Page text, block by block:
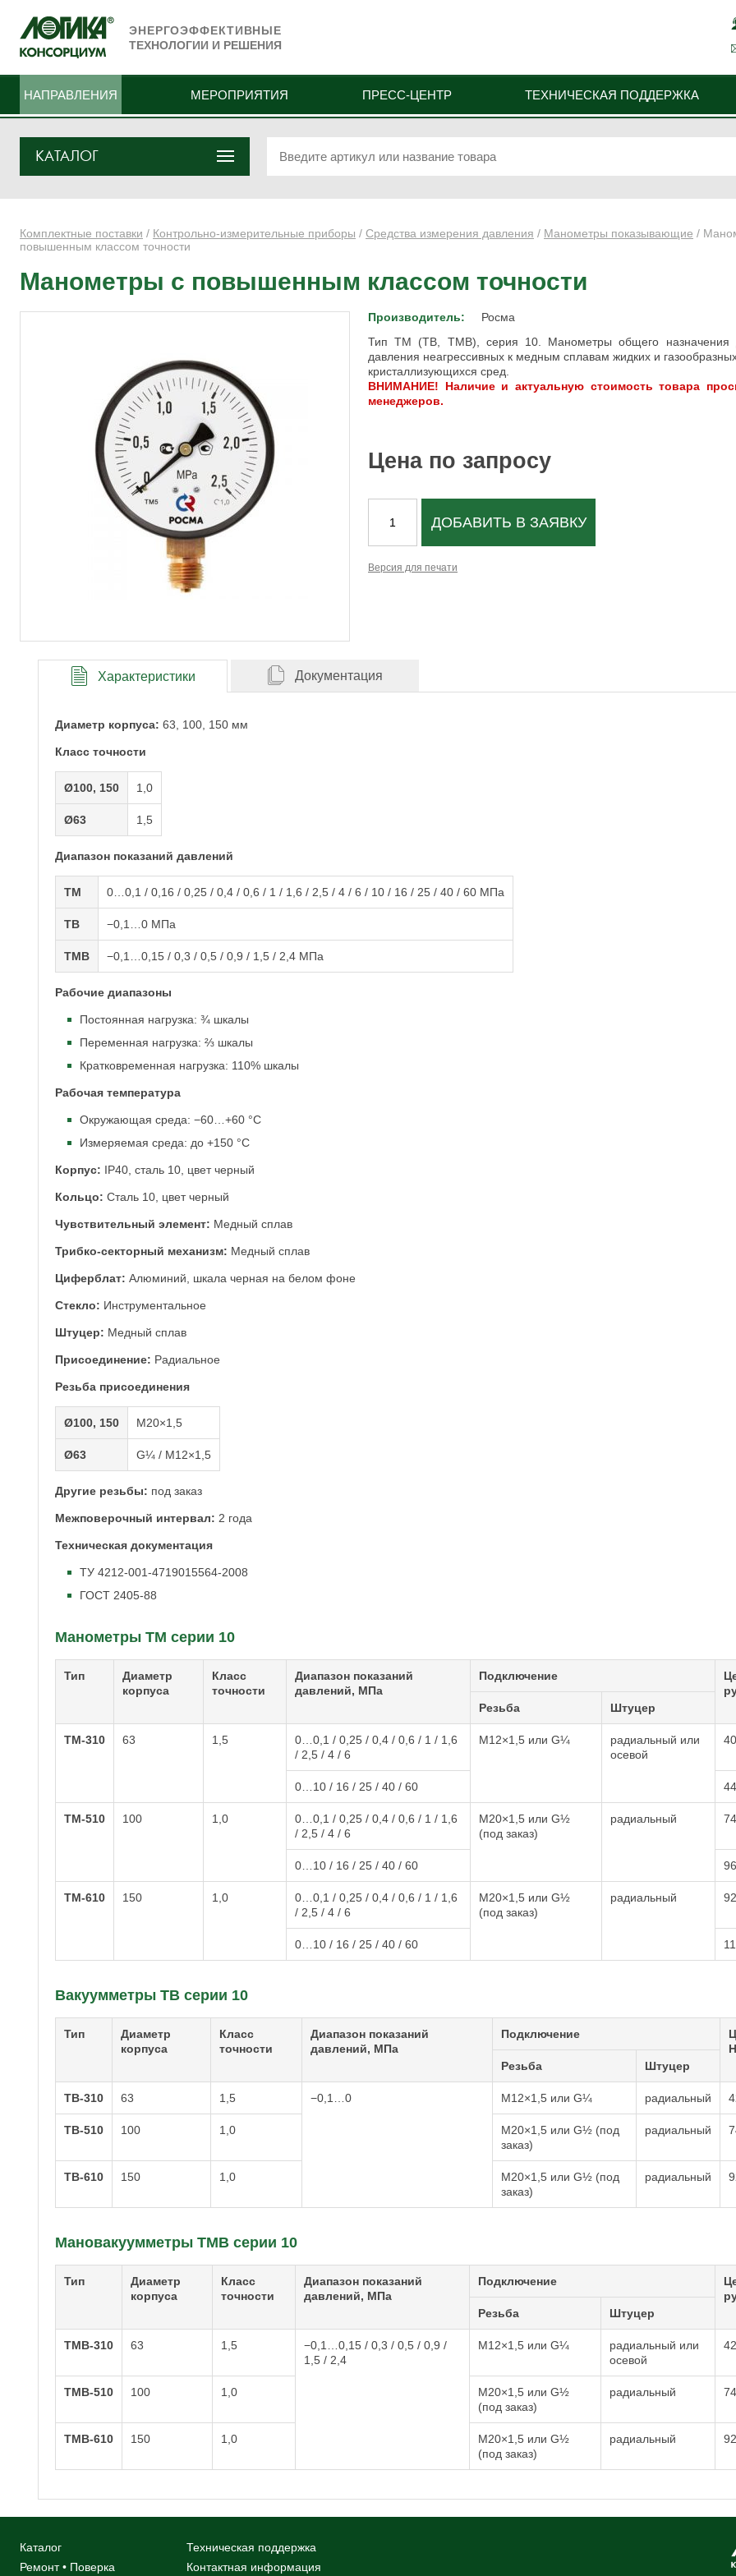
ЭНЕРГОЭФФЕКТИВНЫЕ
ТЕХНОЛОГИИ И РЕШЕНИЯ
НАПРАВЛЕНИЯ МЕРОПРИЯТИЯ ПРЕСС-ЦЕНТР ТЕХНИЧЕСКАЯ ПОДДЕРЖКА
КАТАЛОГ
Комплектные поставки / Контрольно-измерительные приборы / Средства измерения давления / Манометры показывающие /
повышенным классом точности
Манометры с повышенным классом точности
Производитель:
Росма
Тип ТМ (ТВ, ТМВ), серия 10. Манометры общего назначения
давления неагрессивных к медным сплавам жидких и
кристаллизующихся сред.
ВНИМАНИЕ! Наличие и актуальную стоимость товара
менеджеров.
Цена по запросу
ДОБАВИТЬ В ЗАЯВКУ
Версия для печати
Характеристики Документация
Диаметр корпуса: 63, 100, 150 мм
Класс точности
Ø100, 150 1,0
Ø63 1,5
Диапазон показаний давлений
ТМ 0…0,1 / 0,16 / 0,25 / 0,4 / 0,6 / 1 / 1,6 / 2,5 / 4 / 6 / 10 / 16 / 25 / 40 / 60 МПа
ТВ −0,1…0 МПа
ТМВ −0,1…0,15 / 0,3 / 0,5 / 0,9 / 1,5 / 2,4 МПа
Рабочие диапазоны
Постоянная нагрузка: ¾ шкалы
Переменная нагрузка: ⅔ шкалы
Кратковременная нагрузка: 110% шкалы
Рабочая температура
Окружающая среда: −60…+60 °C
Измеряемая среда: до +150 °C
Корпус: IP40, сталь 10, цвет черный
Кольцо: Сталь 10, цвет черный
Чувствительный элемент: Медный сплав
Трибко-секторный механизм: Медный сплав
Циферблат: Алюминий, шкала черная на белом фоне
Стекло: Инструментальное
Штуцер: Медный сплав
Присоединение: Радиальное
Резьба присоединения
Ø100, 150 M20×1,5
Ø63 G¼ / M12×1,5
Другие резьбы: под заказ
Межповерочный интервал: 2 года
Техническая документация
ТУ 4212-001-4719015564-2008
ГОСТ 2405-88
Манометры ТМ серии 10
Тип
Диаметр
корпуса
Класс
точности
Диапазон показаний
давлений, МПа
Подключение
Резьба
Штуцер
ТМ-310 63 1,5
0…0,1 / 0,25 / 0,4 / 0,6 / 1 / 1,6
/ 2,5 / 4 / 6
М12×1,5 или G¼
радиальный или
осевой
0…10 / 16 / 25 / 40 / 60
ТМ-510 100 1,0
0…0,1 / 0,25 / 0,4 / 0,6 / 1 / 1,6
/ 2,5 / 4 / 6
М20×1,5 или G½
(под заказ)
радиальный
0…10 / 16 / 25 / 40 / 60
ТМ-610 150 1,0
0…0,1 / 0,25 / 0,4 / 0,6 / 1 / 1,6
/ 2,5 / 4 / 6
М20×1,5 или G½
(под заказ)
радиальный
0…10 / 16 / 25 / 40 / 60
Вакуумметры ТВ серии 10
Тип
Диаметр
корпуса
Класс
точности
Диапазон показаний
давлений, МПа
Подключение
Резьба
Штуцер
ТВ-310 63 1,5 −0,1…0 M12×1,5 или G¼ радиальный
ТВ-510 100 1,0
M20×1,5 или G½ (под
заказ)
радиальный
ТВ-610 150 1,0
M20×1,5 или G½ (под
заказ)
радиальный
Мановакуумметры ТМВ серии 10
Тип
Диаметр
корпуса
Класс
точности
Диапазон показаний
давлений, МПа
Подключение
Резьба
Штуцер
ТМВ-310 63 1,5
−0,1…0,15 / 0,3 / 0,5 / 0,9 /
1,5 / 2,4
М12×1,5 или G¼
радиальный или
осевой
ТМВ-510 100 1,0
М20×1,5 или G½
(под заказ)
радиальный
ТМВ-610 150 1,0
М20×1,5 или G½
(под заказ)
радиальный
Каталог
Ремонт • Поверка
Техническая поддержка
Контактная информация